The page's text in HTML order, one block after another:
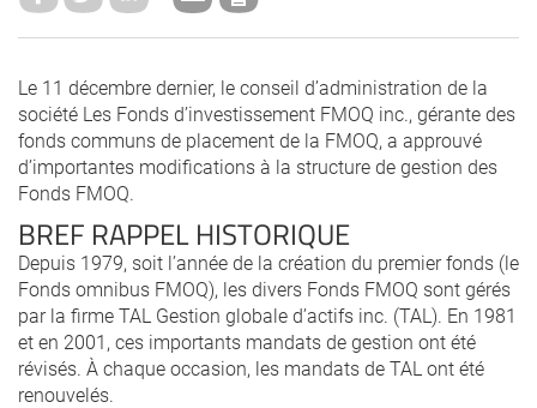
Le 11 décembre dernier, le conseil d’administration de la
société Les Fonds d’investissement FMOQ inc., gérante des
fonds communs de placement de la FMOQ, a approuvé
d’importantes modifications à la structure de gestion des
Fonds FMOQ.
BREF RAPPEL HISTORIQUE
Depuis 1979, soit l’année de la création du premier fonds (le
Fonds omnibus FMOQ), les divers Fonds FMOQ sont gérés
par la firme TAL Gestion globale d’actifs inc. (TAL). En 1981
et en 2001, ces importants mandats de gestion ont été
révisés. À chaque occasion, les mandats de TAL ont été
renouvelés.